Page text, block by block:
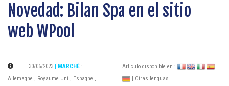
Novedad: Bilan Spa en el sitio
web WPool
30/06/2023 | MARCHÉ :
Allemagne , Royaume Uni , Espagne ,
Artículo disponible en :
| Otras lenguas